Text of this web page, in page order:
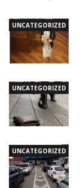
UNCATEGORIZED
UNCATEGORIZED
UNCATEGORIZED